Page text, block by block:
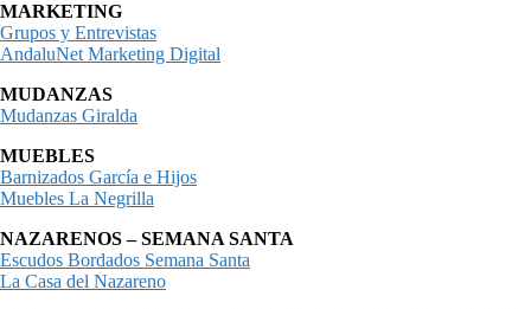
MARKETING
Grupos y Entrevistas
AndaluNet Marketing Digital
MUDANZAS
Mudanzas Giralda
MUEBLES
Barnizados García e Hijos
Muebles La Negrilla
NAZARENOS – SEMANA SANTA
Escudos Bordados Semana Santa
La Casa del Nazareno